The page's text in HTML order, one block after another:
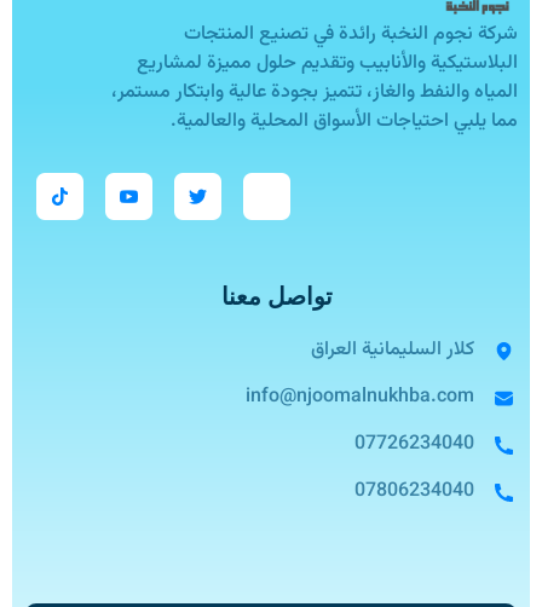
شركة نجوم النخبة رائدة في تصنيع المنتجات
البلاستيكية والأنابيب وتقديم حلول مميزة لمشاريع
المياه والنفط والغاز، تتميز بجودة عالية وابتكار مستمر،
مما يلبي احتياجات الأسواق المحلية والعالمية.
تواصل معنا
كلار السليمانية العراق
info@njoomalnukhba.com
07726234040
07806234040